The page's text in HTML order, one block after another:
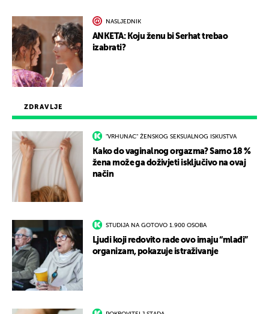
ZDRAVLJE
"VRHUNAC" ŽENSKOG SEKSUALNOG ISKUSTVA
Kako do vaginalnog orgazma? Samo 18 %
žena može ga doživjeti isključivo na ovaj
način
STUDIJA NA GOTOVO 1.900 OSOBA
Ljudi koji redovito rade ovo imaju “mlađi”
organizam, pokazuje istraživanje
NASLJEDNIK
ANKETA: Koju ženu bi Serhat trebao
izabrati?